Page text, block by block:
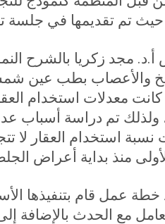
حيث تم تقديمها في
مجد زكريا بالشرح
والأعصاب بطب عين شمس
تم دراسة أسباب
منذ بداية أعراض
خطة عمل قام بتنفيذها
مع الحدث بالإضافة